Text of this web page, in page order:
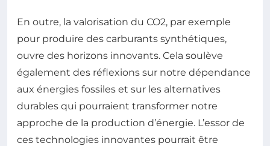
En outre, la valorisation du CO2, par exemple
pour produire des carburants synthétiques,
ouvre des horizons innovants. Cela soulève
également des réflexions sur notre dépendance
aux énergies fossiles et sur les alternatives
durables qui pourraient transformer notre
approche de la production d’énergie. L’essor de
ces technologies innovantes pourrait être